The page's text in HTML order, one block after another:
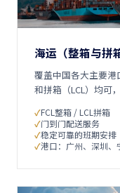
海运（整箱与拼
覆盖中国各大主要港
和拼箱（LCL）均可
FCL整箱 / LCL拼箱
门到门配送服务
稳定可靠的班期安排
港口：广州、深圳、